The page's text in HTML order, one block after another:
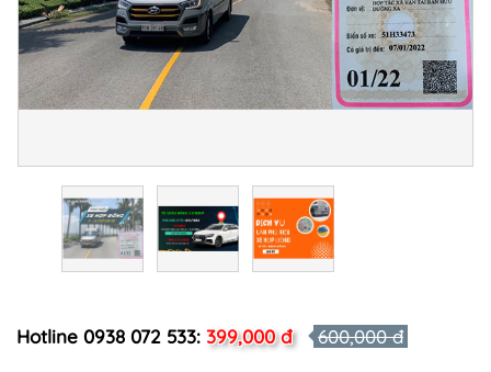
Hotline 0938 072 533: 399,000 đ 600,000 đ